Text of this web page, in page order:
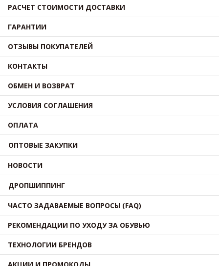
РАСЧЕТ СТОИМОСТИ ДОСТАВКИ
ГАРАНТИИ
ОТЗЫВЫ ПОКУПАТЕЛЕЙ
КОНТАКТЫ
ОБМЕН И ВОЗВРАТ
УСЛОВИЯ СОГЛАШЕНИЯ
ОПЛАТА
ОПТОВЫЕ ЗАКУПКИ
НОВОСТИ
ДРОПШИППИНГ
ЧАСТО ЗАДАВАЕМЫЕ ВОПРОСЫ (FAQ)
РЕКОМЕНДАЦИИ ПО УХОДУ ЗА ОБУВЬЮ
ТЕХНОЛОГИИ БРЕНДОВ